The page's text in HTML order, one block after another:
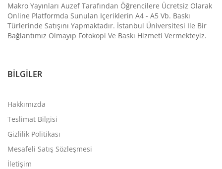
Makro Yayınları Auzef Tarafından Öğrencilere Ücretsiz Olarak
Online Platformda Sunulan Içeriklerin A4 - A5 Vb. Baskı
Türlerinde Satışını Yapmaktadır. İstanbul Üniversitesi Ile Bir
Bağlantımız Olmayıp Fotokopi Ve Baskı Hizmeti Vermekteyiz.
BILGILER
Hakkımızda
Teslimat Bilgisi
Gizlilik Politikası
Mesafeli Satış Sözleşmesi
İletişim